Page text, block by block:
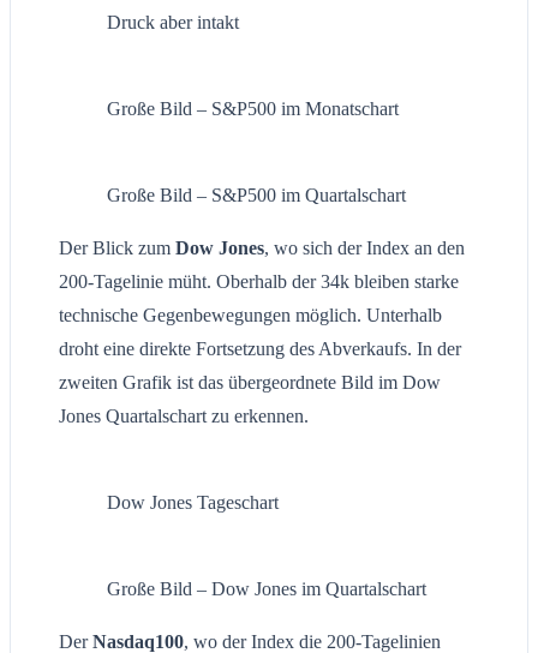
Druck aber intakt
Große Bild – S&P500 im Monatschart
Große Bild – S&P500 im Quartalschart
Der Blick zum Dow Jones, wo sich der Index an den
200-Tagelinie müht. Oberhalb der 34k bleiben starke
technische Gegenbewegungen möglich. Unterhalb
droht eine direkte Fortsetzung des Abverkaufs. In der
zweiten Grafik ist das übergeordnete Bild im Dow
Jones Quartalschart zu erkennen.
Dow Jones Tageschart
Große Bild – Dow Jones im Quartalschart
DerNasdaq100, wo der Index die 200-Tagelinien